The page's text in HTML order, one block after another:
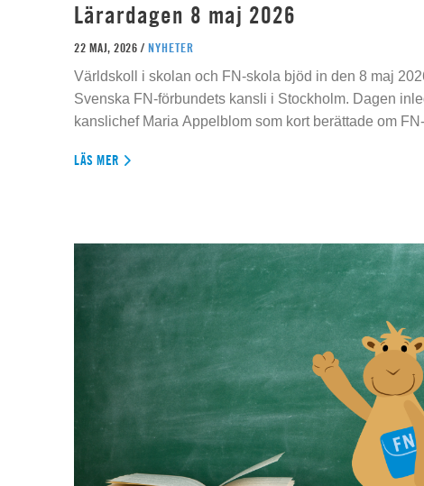
Lärardagen 8 maj 2026
22 MAJ, 2026 / NYHETER
Världskoll i skolan och FN-skola bjöd in den 8 maj
Svenska FN-förbundets kansli i Stockholm. Dagen
kanslichef Maria Appelblom som kort berättade om
LÄS MER